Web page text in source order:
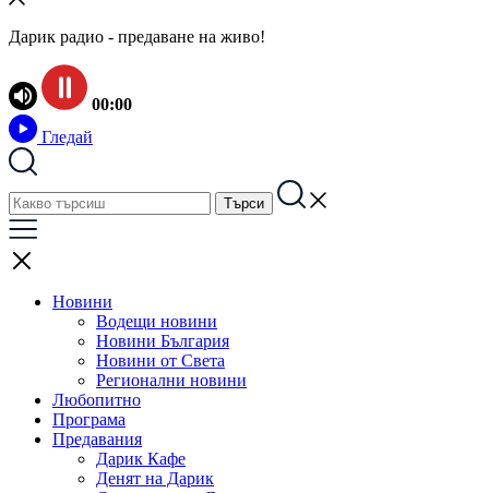
Дарик радио - предаване на живо!
00:00
Гледай
Новини
Водещи новини
Новини България
Новини от Света
Регионални новини
Любопитно
Програма
Предавания
Дарик Кафе
Денят на Дарик